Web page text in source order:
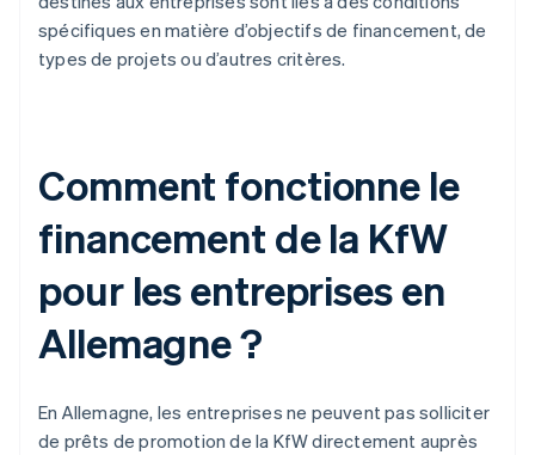
spécifiques en matière d’objectifs de financement, de
types de projets ou d’autres critères.
Comment fonctionne le
financement de la KfW
pour les entreprises en
Allemagne ?
En Allemagne, les entreprises ne peuvent pas solliciter
de prêts de promotion de la KfW directement auprès